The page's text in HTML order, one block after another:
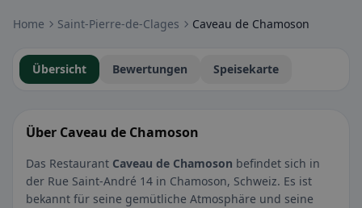
Home Saint-Pierre-de-Clages Caveau de Chamoson
Übersicht Bewertungen Speisekarte
Über Caveau de Chamoson
Das Restaurant Caveau de Chamoson befindet sich in
der Rue Saint-André 14 in Chamoson, Schweiz. Es ist
bekannt für seine gemütliche Atmosphäre und seine